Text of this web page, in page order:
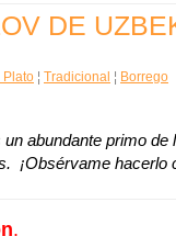
DE
Plato ¦ Tradicional ¦ Borrego
un abundante primo de
¡Obsérvame hacerlo
.